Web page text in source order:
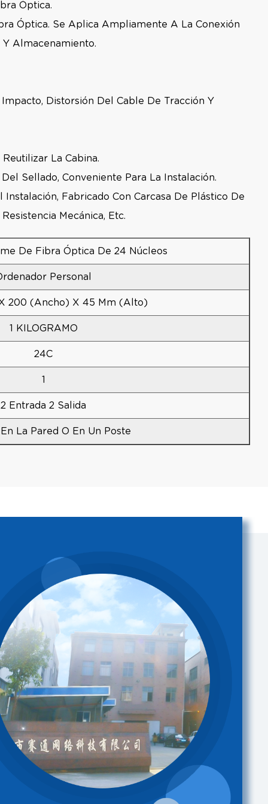
Óptica.
Óptica. Se Aplica Ampliamente A La Conexión
Almacenamiento.
Distorsión Del Cable De Tracción Y
La Cabina.
Sellado, Conveniente Para La Instalación.
Fabricado Con Carcasa De Plástico De
Mecánica, Etc.
De Fibra Óptica De 24 Núcleos
Personal
200 (ancho) X 45 Mm (alto)
1 KILOGRAMO
24C
1
2 Entrada 2 Salida
La Pared O En Un Poste